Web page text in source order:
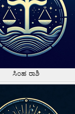
ಸಿಂಹ ರಾಶಿ